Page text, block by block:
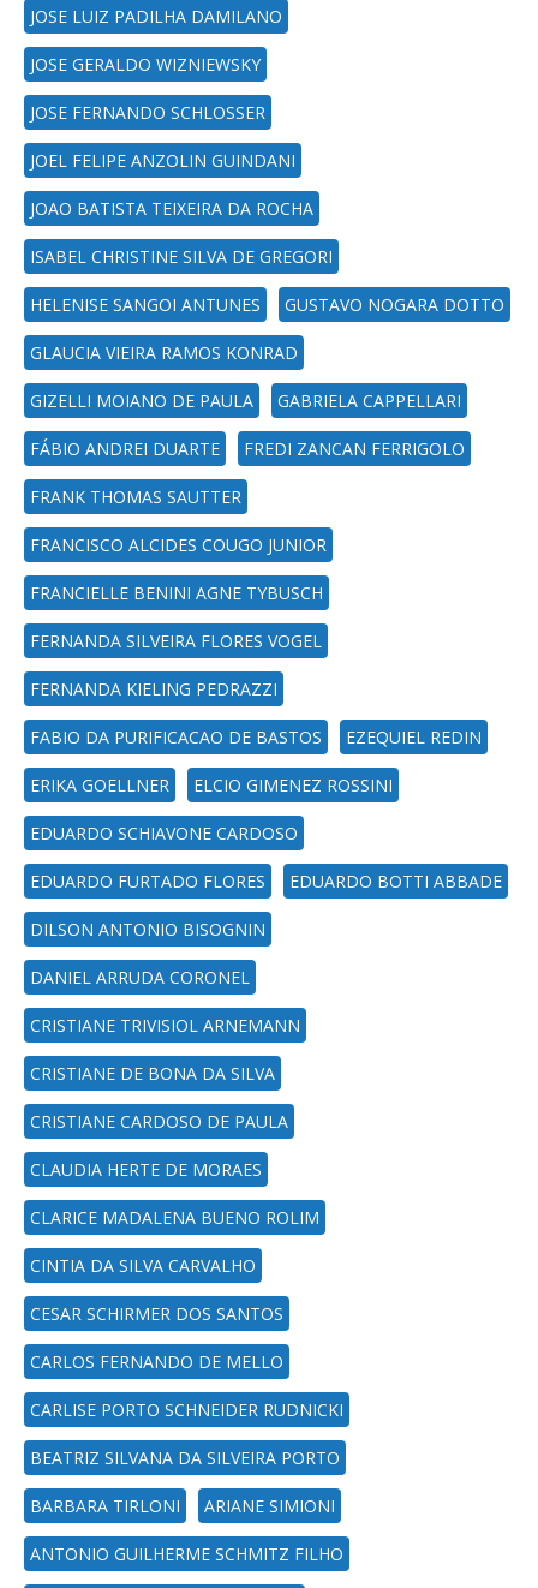
JOSE LUIZ PADILHA DAMILANO
JOSE GERALDO WIZNIEWSKY
JOSE FERNANDO SCHLOSSER
JOEL FELIPE ANZOLIN GUINDANI
JOAO BATISTA TEIXEIRA DA ROCHA
ISABEL CHRISTINE SILVA DE GREGORI
HELENISE SANGOI ANTUNES GUSTAVO NOGARA DOTTO
GLAUCIA VIEIRA RAMOS KONRAD
GIZELLI MOIANO DE PAULA GABRIELA CAPPELLARI
FÁBIO ANDREI DUARTE FREDI ZANCAN FERRIGOLO
FRANK THOMAS SAUTTER
FRANCISCO ALCIDES COUGO JUNIOR
FRANCIELLE BENINI AGNE TYBUSCH
FERNANDA SILVEIRA FLORES VOGEL
FERNANDA KIELING PEDRAZZI
FABIO DA PURIFICACAO DE BASTOS EZEQUIEL REDIN
ERIKA GOELLNER ELCIO GIMENEZ ROSSINI
EDUARDO SCHIAVONE CARDOSO
EDUARDO FURTADO FLORES EDUARDO BOTTI ABBADE
DILSON ANTONIO BISOGNIN
DANIEL ARRUDA CORONEL
CRISTIANE TRIVISIOL ARNEMANN
CRISTIANE DE BONA DA SILVA
CRISTIANE CARDOSO DE PAULA
CLAUDIA HERTE DE MORAES
CLARICE MADALENA BUENO ROLIM
CINTIA DA SILVA CARVALHO
CESAR SCHIRMER DOS SANTOS
CARLOS FERNANDO DE MELLO
CARLISE PORTO SCHNEIDER RUDNICKI
BEATRIZ SILVANA DA SILVEIRA PORTO
BARBARA TIRLONI ARIANE SIMIONI
ANTONIO GUILHERME SCHMITZ FILHO